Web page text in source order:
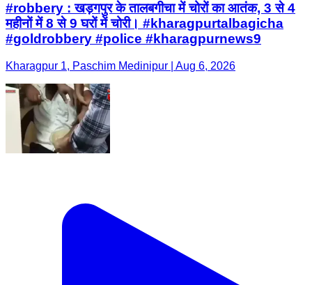
#robbery : खड़गपुर के तालबगीचा में चोरों का आतंक, 3 से 4
महीनों में 8 से 9 घरों में चोरी। #kharagpurtalbagicha
#goldrobbery #police #kharagpurnews9
Kharagpur 1, Paschim Medinipur | Aug 6, 2026